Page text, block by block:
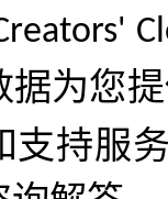
据为您
支持服